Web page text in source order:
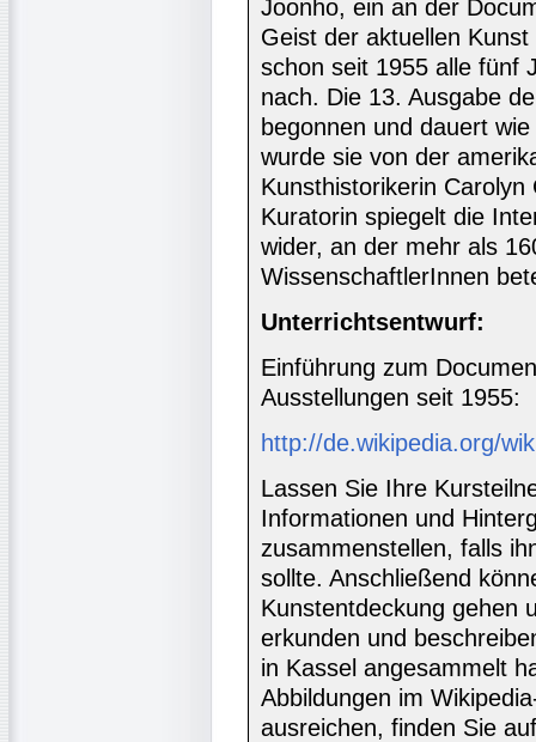
Joonho, ein an der
Geist der aktuellen
schon seit 1955 alle fünf
nach. Die 13. Ausgabe
begonnen und dauert
wurde sie von der
Kunsthistorikerin
Kuratorin spiegelt die
wider, an der mehr als
WissenschaftlerInnen
Unterrichtsentwurf:
Einführung zum
Ausstellungen seit 1955:
http://de.wikipedia.org/
Lassen Sie Ihre
Informationen und
zusammenstellen, falls
sollte. Anschließend
Kunstentdeckung gehen
erkunden und
in Kassel angesammelt
Abbildungen im
ausreichen, finden Sie